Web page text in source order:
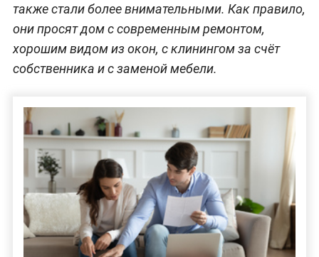
также стали более внимательными. Как правило,
они просят дом с современным ремонтом,
хорошим видом из окон, с клинингом за счёт
собственника и с заменой мебели.